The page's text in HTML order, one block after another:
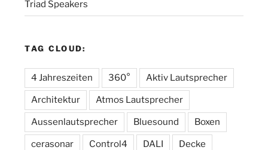
Triad Speakers
TAG CLOUD:
4 Jahreszeiten 360° Aktiv Lautsprecher
Architektur Atmos Lautsprecher
Aussenlautsprecher Bluesound Boxen
cerasonar Control4 DALI Decke